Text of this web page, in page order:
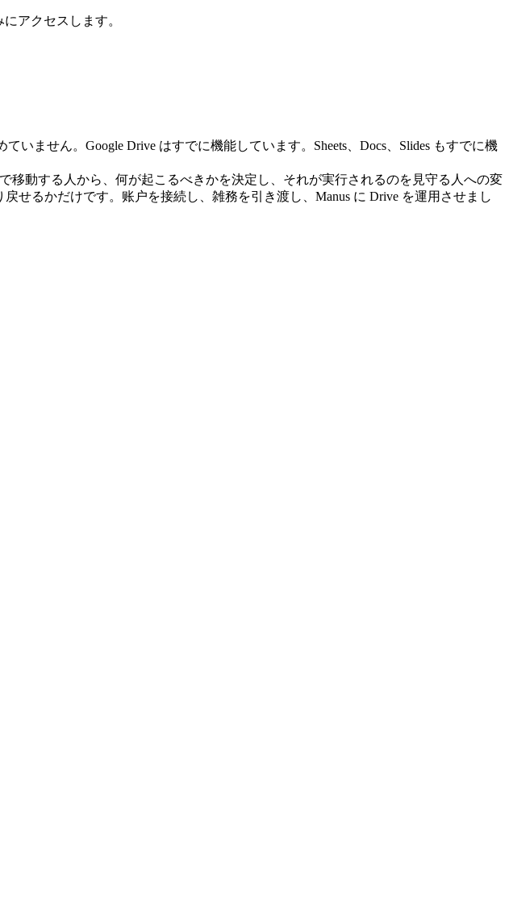
アクセスします。
ません。Google Drive はすでに機能しています。Sheets、Docs、Slides もすでに機
動する人から、何が起こるべきかを決定し、それが実行されるのを見守る人への変
せるかだけです。账户を接続し、雑務を引き渡し、Manus に Drive を運用させまし